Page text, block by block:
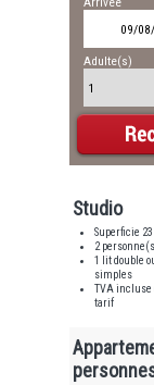
Adulte(s)
Studio
Superficie
2
1 lit double
simples
TVA incluse
tarif